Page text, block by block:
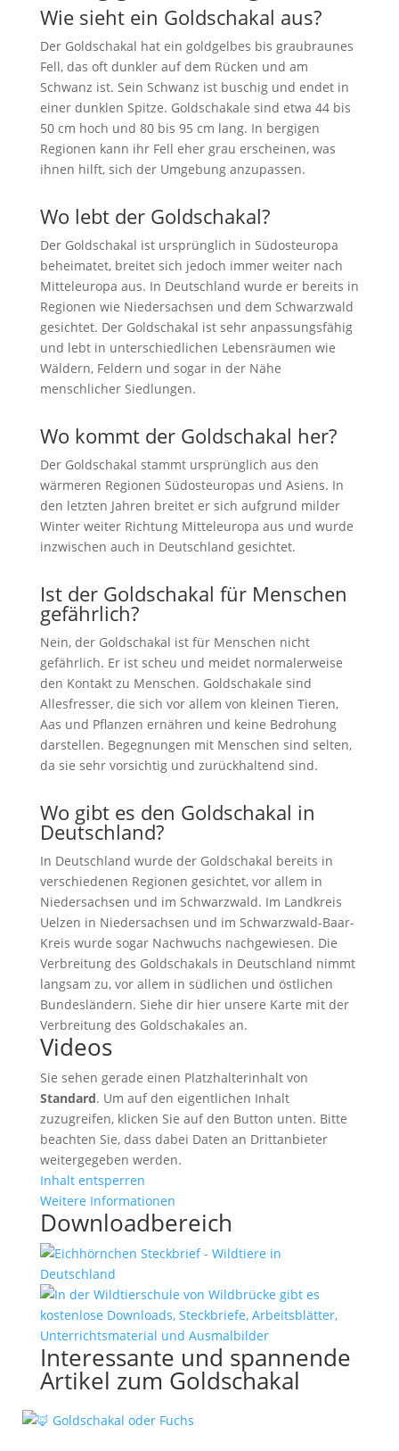
Wie sieht ein Goldschakal aus?
Der Goldschakal hat ein goldgelbes bis graubraunes
Fell, das oft dunkler auf dem Rücken und am
Schwanz ist. Sein Schwanz ist buschig und endet in
einer dunklen Spitze. Goldschakale sind etwa 44 bis
50 cm hoch und 80 bis 95 cm lang. In bergigen
Regionen kann ihr Fell eher grau erscheinen, was
ihnen hilft, sich der Umgebung anzupassen.
Wo lebt der Goldschakal?
Der Goldschakal ist ursprünglich in Südosteuropa
beheimatet, breitet sich jedoch immer weiter nach
Mitteleuropa aus. In Deutschland wurde er bereits in
Regionen wie Niedersachsen und dem Schwarzwald
gesichtet. Der Goldschakal ist sehr anpassungsfähig
und lebt in unterschiedlichen Lebensräumen wie
Wäldern, Feldern und sogar in der Nähe
menschlicher Siedlungen.
Wo kommt der Goldschakal her?
Der Goldschakal stammt ursprünglich aus den
wärmeren Regionen Südosteuropas und Asiens. In
den letzten Jahren breitet er sich aufgrund milder
Winter weiter Richtung Mitteleuropa aus und wurde
inzwischen auch in Deutschland gesichtet.
Ist der Goldschakal für Menschen
gefährlich?
Nein, der Goldschakal ist für Menschen nicht
gefährlich. Er ist scheu und meidet normalerweise
den Kontakt zu Menschen. Goldschakale sind
Allesfresser, die sich vor allem von kleinen Tieren,
Aas und Pflanzen ernähren und keine Bedrohung
darstellen. Begegnungen mit Menschen sind selten,
da sie sehr vorsichtig und zurückhaltend sind.
Wo gibt es den Goldschakal in
Deutschland?
In Deutschland wurde der Goldschakal bereits in
verschiedenen Regionen gesichtet, vor allem in
Niedersachsen und im Schwarzwald. Im Landkreis
Uelzen in Niedersachsen und im Schwarzwald-Baar-
Kreis wurde sogar Nachwuchs nachgewiesen. Die
Verbreitung des Goldschakals in Deutschland nimmt
langsam zu, vor allem in südlichen und östlichen
Bundesländern. Siehe dir hier unsere Karte mit der
Verbreitung des Goldschakales an.
Videos
Sie sehen gerade einen Platzhalterinhalt von
Standard. Um auf den eigentlichen Inhalt
zuzugreifen, klicken Sie auf den Button unten. Bitte
beachten Sie, dass dabei Daten an Drittanbieter
weitergegeben werden.
Inhalt entsperren
Weitere Informationen
Downloadbereich
Interessante und spannende
Artikel zum Goldschakal